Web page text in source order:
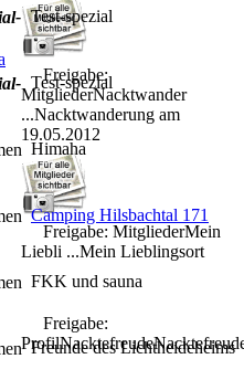
Freigabe:
MitgliederNacktwander
...Nacktwanderung am
19.05.2012
Freigabe: MitgliederMein
Liebli ...Mein Lieblingsort
Freigabe:
ProfilNacktefreude
Test-spezial
Test-spezial
Himaha
Camping Hilsbachtal 171
FKK und sauna
Freunde des Lichtheideheims